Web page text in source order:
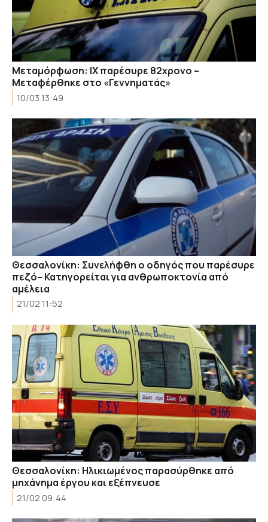
Μεταμόρφωση: ΙΧ παρέσυρε 82χρονο –
Μεταφέρθηκε στο «Γεννηματάς»
10/03 13:49
Θεσσαλονίκη: Συνελήφθη ο οδηγός που παρέσυρε
πεζό– Κατηγορείται για ανθρωποκτονία από
αμέλεια
21/02 11:52
Θεσσαλονίκη: Ηλικιωμένος παρασύρθηκε από
μηχάνημα έργου και εξέπνευσε
21/02 09:44